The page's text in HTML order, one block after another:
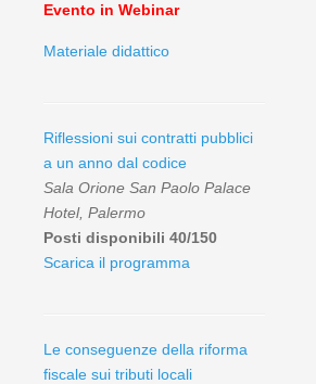
Evento in Webinar
Materiale didattico
Riflessioni sui contratti pubblici
a un anno dal codice
Sala Orione San Paolo Palace
Hotel, Palermo
Posti disponibili 40/150
Scarica il programma
Le conseguenze della riforma
fiscale sui tributi locali